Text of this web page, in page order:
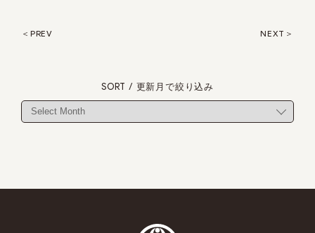
PREV NEXT
SORT / 更新月で絞り込み